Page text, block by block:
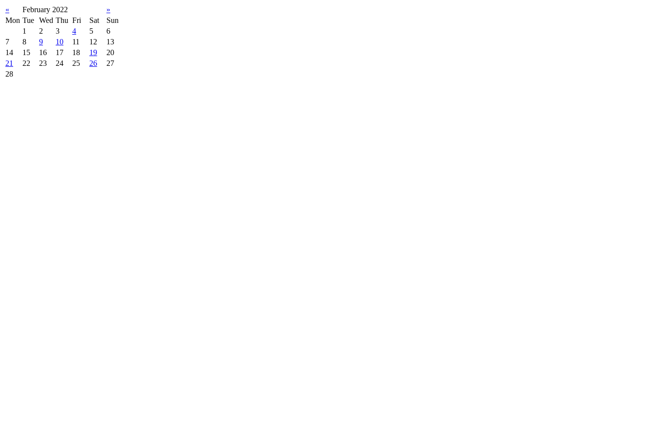
« February 2022
»
Mon Tue Wed Thu Fri Sat
Sun
1
2 3 4 5
6
7
8 9 10 11 12
13
14
15 16 17 18 19
20
21
22 23 24 25 26
27
28